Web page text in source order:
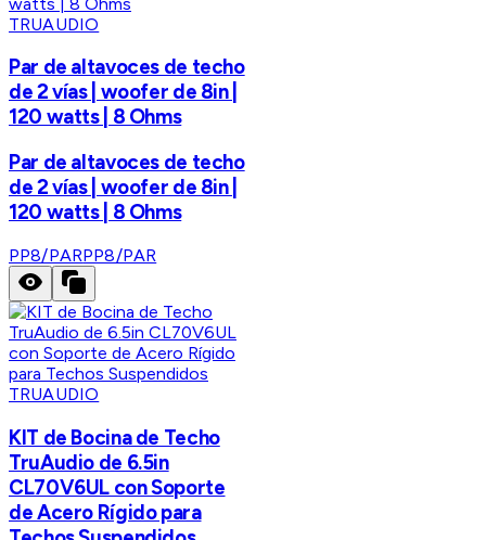
TRUAUDIO
Par de altavoces de techo
de 2 vías | woofer de 8in |
120 watts | 8 Ohms
Par de altavoces de techo
de 2 vías | woofer de 8in |
120 watts | 8 Ohms
PP8/PARPP8/PAR
TRUAUDIO
KIT de Bocina de Techo
TruAudio de 6.5in
CL70V6UL con Soporte
de Acero Rígido para